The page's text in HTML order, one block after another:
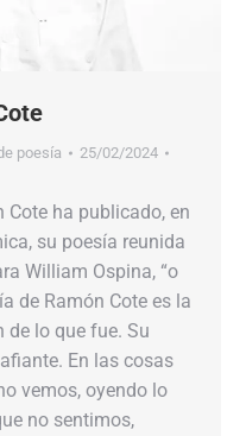
poesía
25/02/2024
ha publicado, en
su poesía reunida
William Ospina, “o
de Ramón Cote es la
lo que fue. Su
En las cosas
vemos, oyendo lo
no sentimos,